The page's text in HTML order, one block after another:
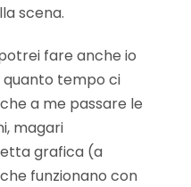
scena.
fare anche io
quanto tempo ci
a me passare le
magari
grafica (a
funzionano con